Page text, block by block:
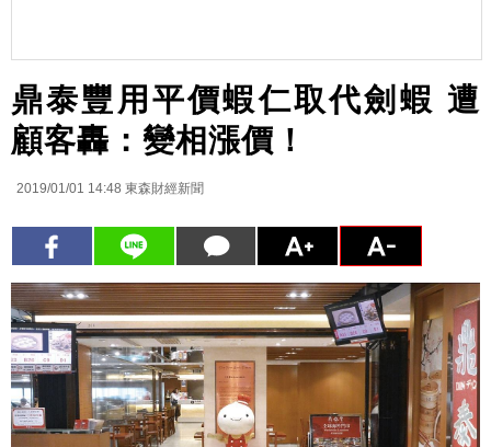
鼎泰豐用平價蝦仁取代劍蝦 遭
顧客轟：變相漲價！
2019/01/01 14:48 東森財經新聞